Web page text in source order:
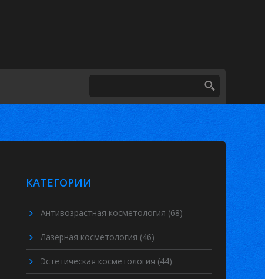
КАТЕГОРИИ
Антивозрастная косметология (68)
Лазерная косметология (46)
Эстетическая косметология (44)